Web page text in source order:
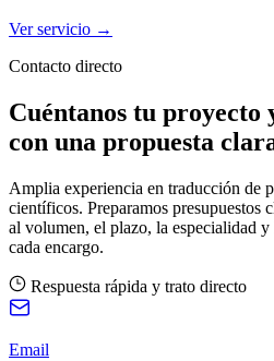
Ver servicio →
Contacto directo
Cuéntanos tu proyecto
con una propuesta
Amplia experiencia en traducción de
científicos. Preparamos presupuestos
al volumen, el plazo, la especialidad
cada encargo.
Respuesta rápida y trato directo
Email